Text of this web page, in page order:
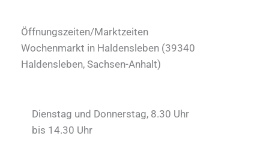
Öffnungszeiten/Marktzeiten
Wochenmarkt in Haldensleben (39340
Haldensleben, Sachsen-Anhalt)
Dienstag und Donnerstag, 8.30 Uhr
bis 14.30 Uhr